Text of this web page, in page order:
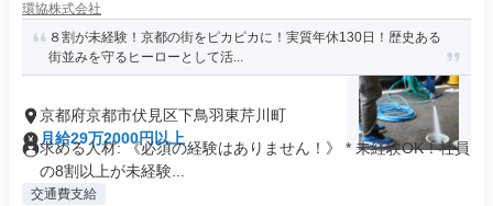
環協株式会社
８割が未経験！京都の街をピカピカに！実質年休130日！歴史ある
街並みを守るヒーローとして活...
京都府京都市伏見区下鳥羽東芹川町
月給29万2000円以上
求める人材: 《必須の経験はありません！》 * 未経験OK！社員
の8割以上が未経験...
交通費支給